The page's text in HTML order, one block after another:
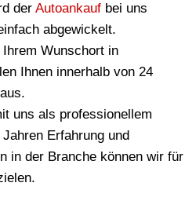
der Autoankauf bei uns
abgewickelt.
Wunschort in
Ihnen innerhalb von 24
uns als professionellem
Erfahrung und
in der Branche können wir für